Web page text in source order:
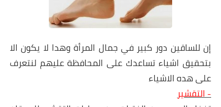
إن للساقين دور كبير في جمال المرأة وهدا لا يكون الا
بتحقيق اشياء تساعدك على المحافظة عليهم لنتعرف
على هده الاشياء
- التقشير